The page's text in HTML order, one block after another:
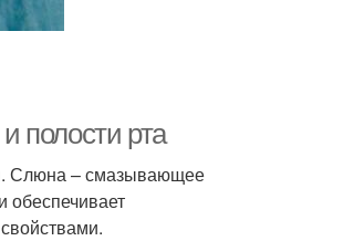
полости рта
Слюна – смазывающее
обеспечивает